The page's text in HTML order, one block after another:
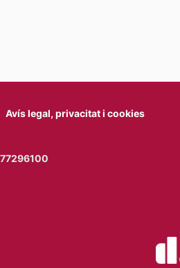
Avís legal, privacitat i cookies